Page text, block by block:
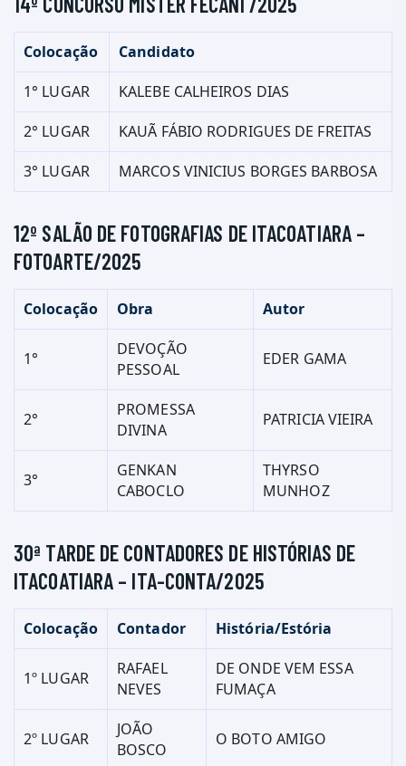
Colocação
Candidato
1° LUGAR
KALEBE CALHEIROS DIAS
2° LUGAR
KAUÃ FÁBIO RODRIGUES DE FREITAS
3° LUGAR
MARCOS VINICIUS BORGES BARBOSA
12º SALÃO DE FOTOGRAFIAS DE ITACOATIARA –
FOTOARTE/2025
Colocação Obra Autor
1°
DEVOÇÃO
PESSOAL
EDER GAMA
2°
PROMESSA
DIVINA
PATRICIA VIEIRA
3°
GENKAN
CABOCLO
THYRSO
MUNHOZ
30ª TARDE DE CONTADORES DE HISTÓRIAS DE
ITACOATIARA – ITA-CONTA/2025
Colocação Contador História/Estória
1º LUGAR
RAFAEL
NEVES
DE ONDE VEM ESSA
FUMAÇA
2º LUGAR
JOÃO
BOSCO
O BOTO AMIGO